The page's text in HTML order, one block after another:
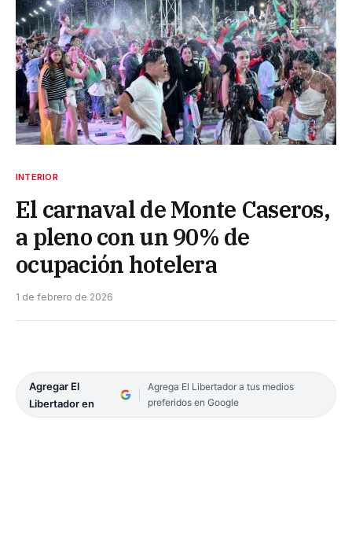
INTERIOR
El carnaval de Monte Caseros,
a pleno con un 90% de
ocupación hotelera
1 de febrero de 2026
Agregar El
Libertador en
Agrega El Libertador a tus medios
preferidos en Google